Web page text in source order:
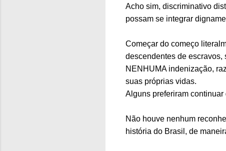
Acho sim, discriminativo
possam se integrar
Começar do começo
descendentes de escravos,
NENHUMA indenização,
suas próprias vidas.
Alguns preferiram
Não houve nenhum
história do Brasil, de